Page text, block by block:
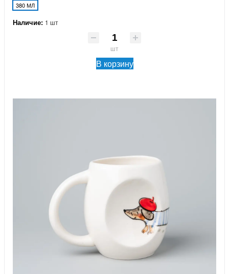
380 МЛ
Наличие: 1 шт
шт
В корзину